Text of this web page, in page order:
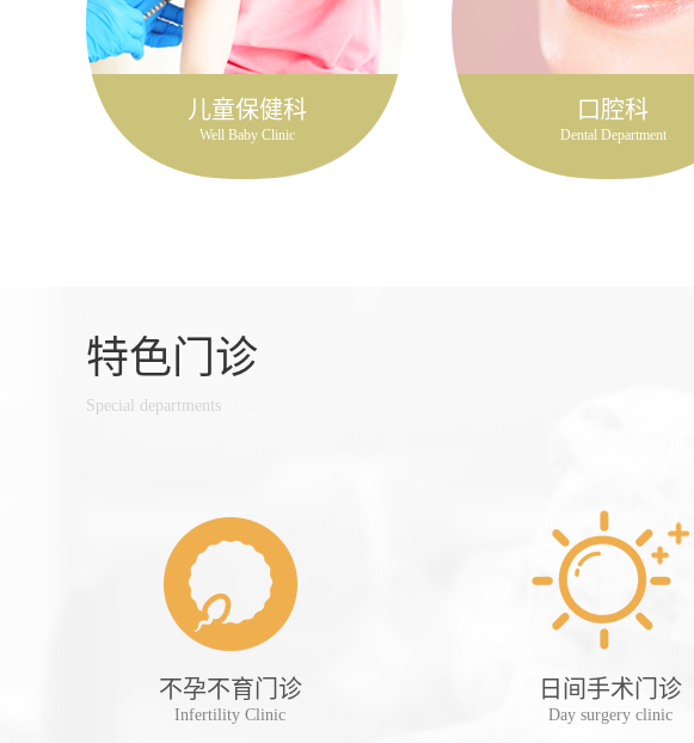
儿童保健科
Well Baby Clinic
口腔科
Dental Department
特色门诊
Special departments
不孕不育门诊
Infertility Clinic
日间手术门诊
Day surgery clinic